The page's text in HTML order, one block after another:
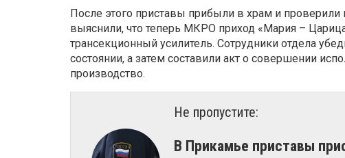
После этого приставы прибыли в храм и
выяснили, что теперь МКРО приход «Мария –
трансекционный усилитель. Сотрудники отдела
состоянии, а затем составили акт о совершении
производство.
Не пропустите:
​В Прикамье приставы